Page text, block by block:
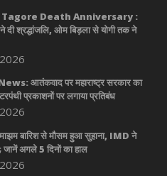
Death Anniversary :
दी श्रद्धांजलि, ओम बिड़ला से योगी तक ने
आतंकवाद पर महाराष्ट्र सरकार का
प्रकाशनों पर लगाया प्रतिबंध
बारिश से मौसम हुआ सुहाना, IMD ने
जानें अगले 5 दिनों का हाल